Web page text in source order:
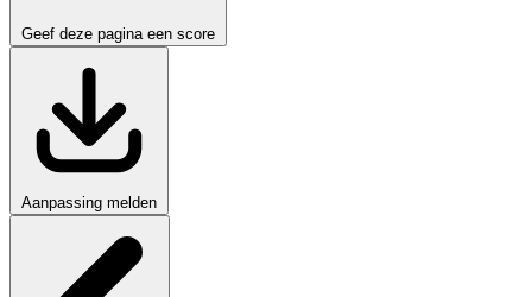
Geef deze pagina een score
Aanpassing melden